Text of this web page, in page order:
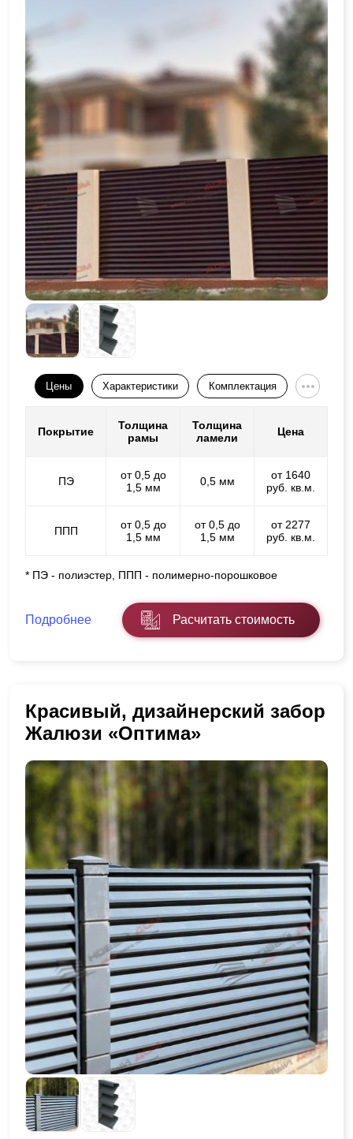
Цены Характеристики Комплектация
Покрытие
Толщина
рамы
Толщина
ламели
Цена
ПЭ
от 0,5 до
1,5 мм
0,5 мм
от 1640
руб. кв.м.
ППП
от 0,5 до
1,5 мм
от 0,5 до
1,5 мм
от 2277
руб. кв.м.
* ПЭ - полиэстер, ППП - полимерно-порошковое
Подробнее Расчитать стоимость
Красивый, дизайнерский забор
Жалюзи «Оптима»